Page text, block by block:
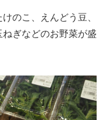
のこ、えんどう豆、
ぎなどのお野菜が盛